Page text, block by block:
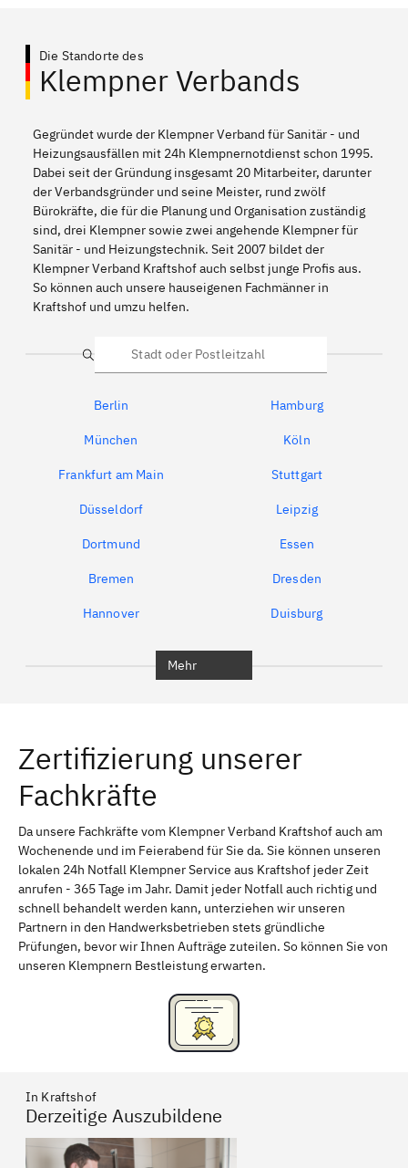
Die Standorte des
Klempner Verbands
Gegründet wurde der Klempner Verband für Sanitär - und
Heizungsausfällen mit 24h Klempnernotdienst schon 1995.
Dabei seit der Gründung insgesamt 20 Mitarbeiter, darunter
der Verbandsgründer und seine Meister, rund zwölf
Bürokräfte, die für die Planung und Organisation zuständig
sind, drei Klempner sowie zwei angehende Klempner für
Sanitär - und Heizungstechnik. Seit 2007 bildet der
Klempner Verband Kraftshof auch selbst junge Profis aus.
So können auch unsere hauseigenen Fachmänner in
Kraftshof und umzu helfen.
Suche
Berlin Hamburg
München Köln
Frankfurt am Main Stuttgart
Düsseldorf Leipzig
Dortmund Essen
Bremen Dresden
Hannover Duisburg
Erlangen Bamberg
Bayreuth
Schweinfurt Passau
Freising Rudelsdorf, Mittelfranken
Mehr
Zertifizierung unserer
Fachkräfte
Da unsere Fachkräfte vom Klempner Verband Kraftshof auch am
Wochenende und im Feierabend für Sie da. Sie können unseren
lokalen 24h Notfall Klempner Service aus Kraftshof jeder Zeit
anrufen - 365 Tage im Jahr. Damit jeder Notfall auch richtig und
schnell behandelt werden kann, unterziehen wir unseren
Partnern in den Handwerksbetrieben stets gründliche
Prüfungen, bevor wir Ihnen Aufträge zuteilen. So können Sie von
unseren Klempnern Bestleistung erwarten.
In Kraftshof
Derzeitige Auszubildene